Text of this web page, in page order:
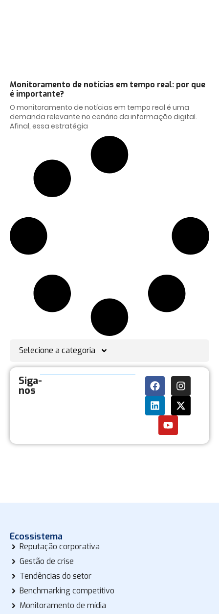
Monitoramento de notícias em tempo real: por que
é importante?
O monitoramento de notícias em tempo real é uma
demanda relevante no cenário da informação digital.
Afinal, essa estratégia
Selecione a categoria
Siga-
nos
Ecossistema
Reputação corporativa
Gestão de crise
Tendências do setor
Benchmarking competitivo
Monitoramento de mídia